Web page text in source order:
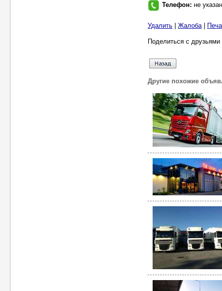
Телефон: не указан
Удалить Жалоба|
Поделиться с
Другие похожие